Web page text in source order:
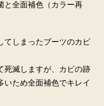
と全面補色（カラー再
てしまったブーツのカビ
死滅しますが、カビの跡
いため全面補色でキレイ